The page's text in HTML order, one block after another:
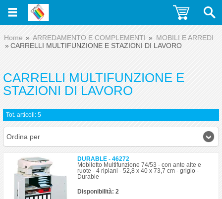
Home ARREDAMENTO E COMPLEMENTI
MOBILI E ARREDI
CARRELLI MULTIFUNZIONE E STAZIONI DI LAVORO
CARRELLI MULTIFUNZIONE E
STAZIONI DI LAVORO
Tot. articoli: 5
Ordina per
DURABLE - 46272
Mobiletto Multifunzione 74/53 - con ante alte e
ruote - 4 ripiani - 52,8 x 40 x 73,7 cm - grigio -
Durable
Disponibilità: 2